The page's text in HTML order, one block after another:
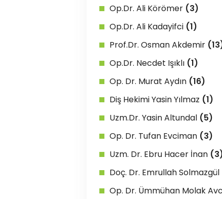
Op.Dr. Ali Körömer (3)
Op.Dr. Ali Kadayifci (1)
Prof.Dr. Osman Akdemir
Op.Dr. Necdet Işıklı (1)
Op. Dr. Murat Aydın (16)
Diş Hekimi Yasin Yılmaz (1)
Uzm.Dr. Yasin Altundal (5)
Op. Dr. Tufan Evciman (3)
Uzm. Dr. Ebru Hacer İnan
Doç. Dr. Emrullah Solmazgül
Op. Dr. Ümmühan Molak